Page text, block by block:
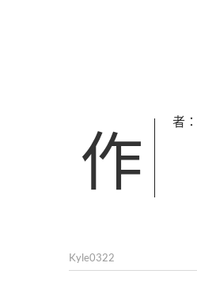
作
Kyle0322